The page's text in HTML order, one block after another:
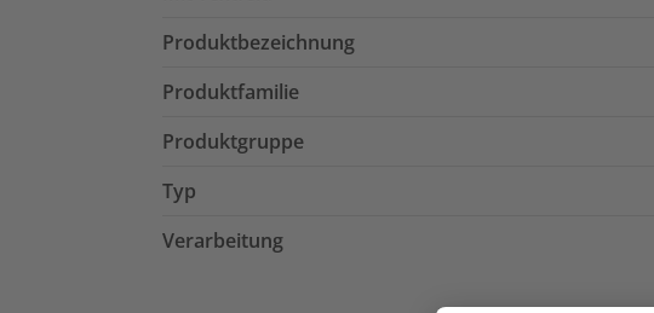
Produktbezeichnung
Produktfamilie
Produktgruppe
Typ
Verarbeitung